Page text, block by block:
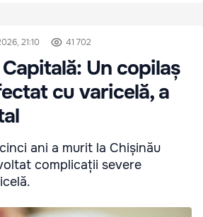
21:10 41 702
Un copilaș
cu varicelă, a
ani a murit la Chișinău
complicații severe